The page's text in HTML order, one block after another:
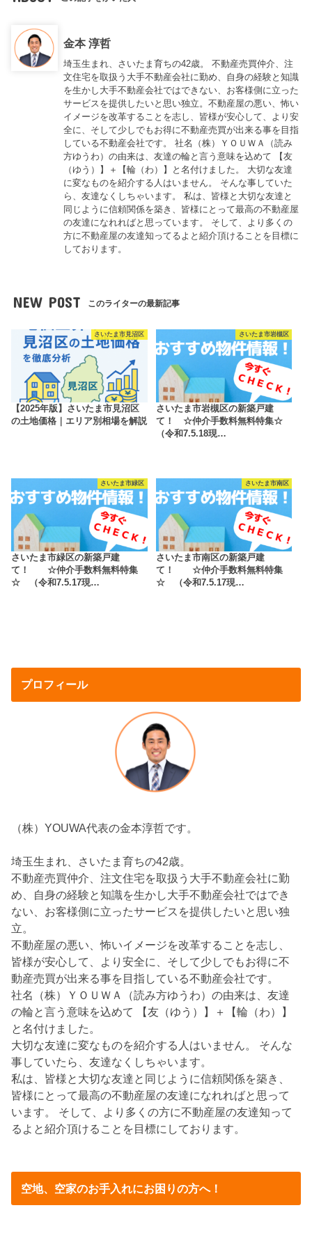
金本 淳哲
埼玉生まれ、さいたま育ちの42歳。 不動産売買仲介、注
文住宅を取扱う大手不動産会社に勤め、自身の経験と知識
を生かし大手不動産会社ではできない、お客様側に立った
サービスを提供したいと思い独立。不動産屋の悪い、怖い
イメージを改革することを志し、皆様が安心して、より安
全に、そして少しでもお得に不動産売買が出来る事を目指
している不動産会社です。 社名（株）ＹＯＵＷＡ（読み
方ゆうわ）の由来は、友達の輪と言う意味を込めて 【友
（ゆう）】＋【輪（わ）】と名付けました。 大切な友達
に変なものを紹介する人はいません。 そんな事していた
ら、友達なくしちゃいます。 私は、皆様と大切な友達と
同じように信頼関係を築き、皆様にとって最高の不動産屋
の友達になれればと思っています。 そして、より多くの
方に不動産屋の友達知ってるよと紹介頂けることを目標に
しております。
NEW POST このライターの最新記事
さいたま市見沼区
【2025年版】さいたま市見沼区
の土地価格｜エリア別相場を解説
さいたま市岩槻区
さいたま市岩槻区の新築戸建
て！ ☆仲介手数料無料特集☆
（令和7.5.18現…
さいたま市緑区
さいたま市緑区の新築戸建
て！ ☆仲介手数料無料特集
☆ （令和7.5.17現…
さいたま市南区
さいたま市南区の新築戸建
て！ ☆仲介手数料無料特集
☆ （令和7.5.17現…
プロフィール
（株）YOUWA代表の金本淳哲です。
埼玉生まれ、さいたま育ちの42歳。
不動産売買仲介、注文住宅を取扱う大手不動産会社に勤
め、自身の経験と知識を生かし大手不動産会社ではでき
ない、お客様側に立ったサービスを提供したいと思い独
立。
不動産屋の悪い、怖いイメージを改革することを志し、
皆様が安心して、より安全に、そして少しでもお得に不
動産売買が出来る事を目指している不動産会社です。
社名（株）ＹＯＵＷＡ（読み方ゆうわ）の由来は、友達
の輪と言う意味を込めて 【友（ゆう）】＋【輪（わ）】
と名付けました。
大切な友達に変なものを紹介する人はいません。 そんな
事していたら、友達なくしちゃいます。
私は、皆様と大切な友達と同じように信頼関係を築き、
皆様にとって最高の不動産屋の友達になれればと思って
います。 そして、より多くの方に不動産屋の友達知って
るよと紹介頂けることを目標にしております。
空地、空家のお手入れにお困りの方へ！